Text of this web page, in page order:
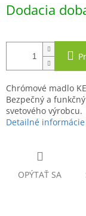
cena:
Dodacia
Chrómové madlo
Bezpečný a
svetového výrobcu.
Detailné informácie
OPÝTAŤ SA